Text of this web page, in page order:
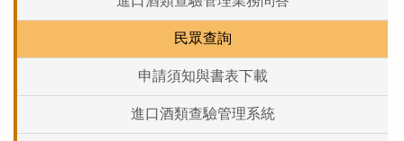
民眾查詢
申請須知與書表下載
進口酒類查驗管理系統